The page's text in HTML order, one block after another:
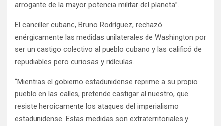
arrogante de la mayor potencia militar del planeta”.
El canciller cubano, Bruno Rodríguez, rechazó
enérgicamente las medidas unilaterales de Washington por
ser un castigo colectivo al pueblo cubano y las calificó de
repudiables pero curiosas y ridículas.
“Mientras el gobierno estadunidense reprime a su propio
pueblo en las calles, pretende castigar al nuestro, que
resiste heroicamente los ataques del imperialismo
estadunidense. Estas medidas son extraterritoriales y